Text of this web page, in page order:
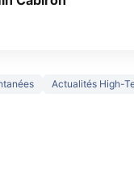
Actualités High-
Ce